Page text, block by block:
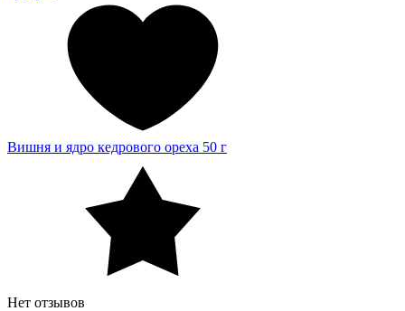
Вишня и ядро кедрового ореха 50 г
Нет отзывов